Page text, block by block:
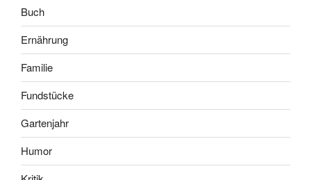
Buch
Ernährung
Familie
Fundstücke
Gartenjahr
Humor